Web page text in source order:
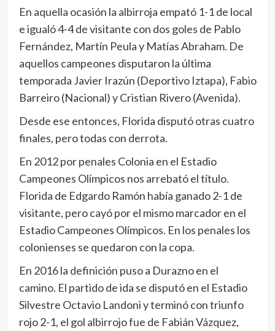
En aquella ocasión la albirroja empató 1-1 de local
e igualó 4-4 de visitante con dos goles de Pablo
Fernández, Martín Peula y Matías Abraham. De
aquellos campeones disputaron la última
temporada Javier Irazún (Deportivo Iztapa), Fabio
Barreiro (Nacional) y Cristian Rivero (Avenida).
Desde ese entonces, Florida disputó otras cuatro
finales, pero todas con derrota.
En 2012 por penales Colonia en el Estadio
Campeones Olímpicos nos arrebató el título.
Florida de Edgardo Ramón había ganado 2-1 de
visitante, pero cayó por el mismo marcador en el
Estadio Campeones Olímpicos. En los penales los
colonienses se quedaron con la copa.
En 2016 la definición puso a Durazno en el
camino. El partido de ida se disputó en el Estadio
Silvestre Octavio Landoni y terminó con triunfo
rojo 2-1, el gol albirrojo fue de Fabián Vázquez,